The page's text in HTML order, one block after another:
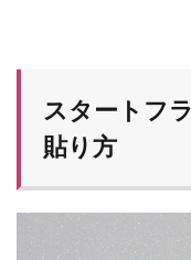
スタートフ
貼り方